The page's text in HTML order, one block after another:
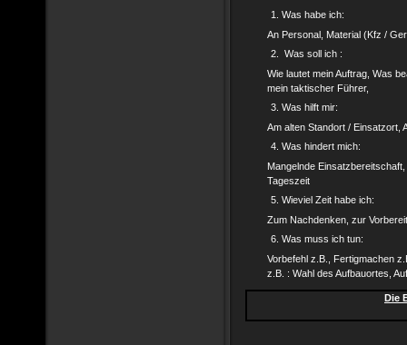
Was habe ich:
An Personal, Material (Kfz /
Was soll ich :
Wie lautet mein Auftrag, Was
mein taktischer Führer,
Was hilft mir:
Am alten Standort / Einsatzort,
Was hindert mich:
Mangelnde
Tageszeit
Wieviel Zeit habe ich:
Zum Nachdenken, zur
Was muss ich tun:
Vorbefehl z.B., Fertigmachen
z.B. : Wahl des Aufbauortes,
Die